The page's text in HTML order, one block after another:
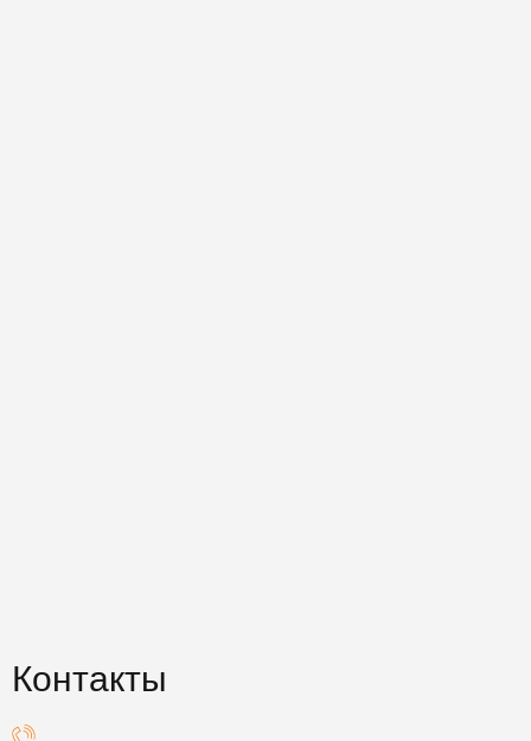
Контакты